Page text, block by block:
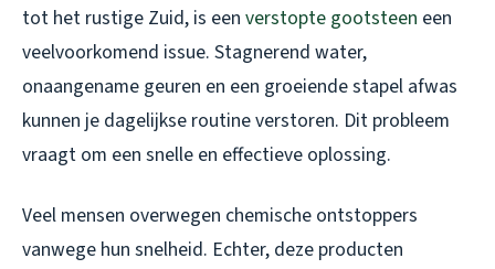
tot het rustige Zuid, is een verstopte gootsteen een
veelvoorkomend issue. Stagnerend water,
onaangename geuren en een groeiende stapel afwas
kunnen je dagelijkse routine verstoren. Dit probleem
vraagt om een snelle en effectieve oplossing.
Veel mensen overwegen chemische ontstoppers
vanwege hun snelheid. Echter, deze producten